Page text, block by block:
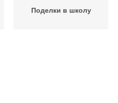
Поделки в школу